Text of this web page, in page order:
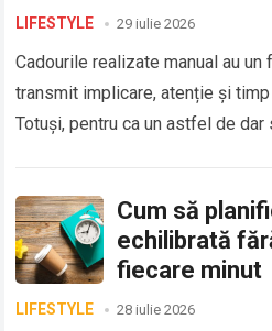
LIFESTYLE 29 iulie 2026
Cadourile realizate manual au un
transmit implicare, atenție și
Totuși, pentru ca un astfel de dar
Cum să
echilibrată
fiecare minut
LIFESTYLE 28 iulie 2026